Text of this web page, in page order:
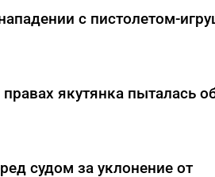
с пистолетом-
якутянка пыталась
судом за уклонение от